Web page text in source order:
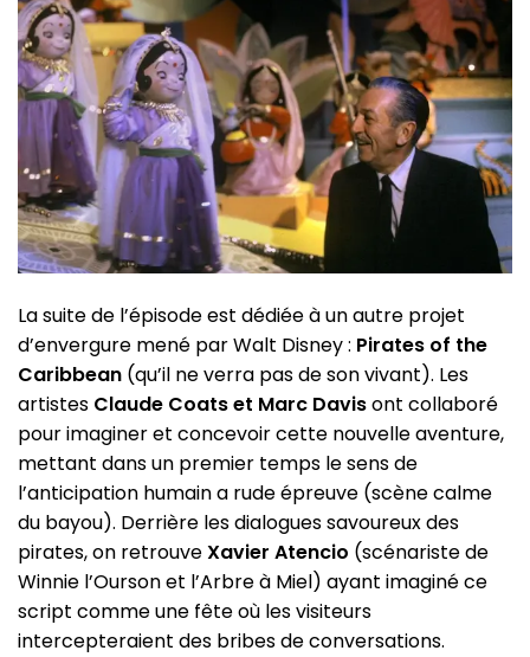
La suite de l’épisode est dédiée à un autre projet
d’envergure mené par Walt Disney : Pirates of the
Caribbean (qu’il ne verra pas de son vivant). Les
artistes Claude Coats et Marc Davisont collaboré
pour imaginer et concevoir cette nouvelle aventure,
mettant dans un premier temps le sens de
l’anticipation humain a rude épreuve (scène calme
du bayou). Derrière les dialogues savoureux des
pirates, on retrouveXavier Atencio (scénariste de
Winnie l’Ourson et l’Arbre à Miel) ayant imaginé ce
script comme une fête où les visiteurs
intercepteraient des bribes de conversations.